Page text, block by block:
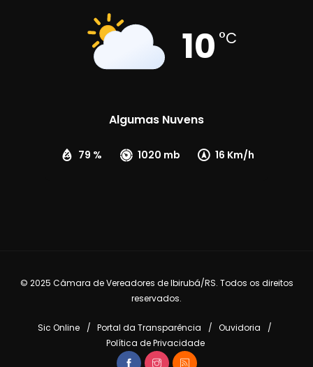
10 °C
Algumas Nuvens
79 % 1020 mb 16 Km/h
© 2025 Câmara de Vereadores de Ibirubá/RS. Todos os direitos
reservados.
Sic Online Portal da Transparência
Ouvidoria
Política de Privacidade